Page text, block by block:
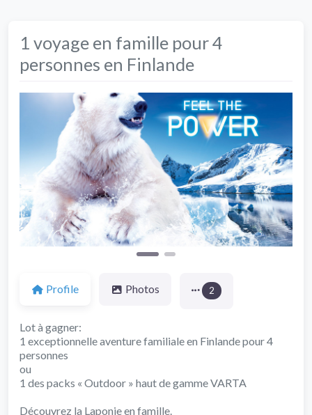
1 voyage en famille pour 4
personnes en Finlande
Previous Next
Profile Photos 2
Lot à gagner:
1 exceptionnelle aventure familiale en Finlande pour 4
personnes
ou
1 des packs « Outdoor » haut de gamme VARTA
Découvrez la Laponie en famille.